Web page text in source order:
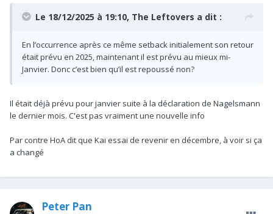
Le 18/12/2025 à 19:10, The Leftovers a dit :
En l’occurrence après ce même setback initialement son retour
était prévu en 2025, maintenant il est prévu au mieux mi-
Janvier. Donc c’est bien qu’il est repoussé non?
Il était déjà prévu pour janvier suite à la déclaration de Nagelsmann
le dernier mois. C'est pas vraiment une nouvelle info
Par contre HoA dit que Kai essai de revenir en décembre, à voir si ça
a changé
Peter Pan